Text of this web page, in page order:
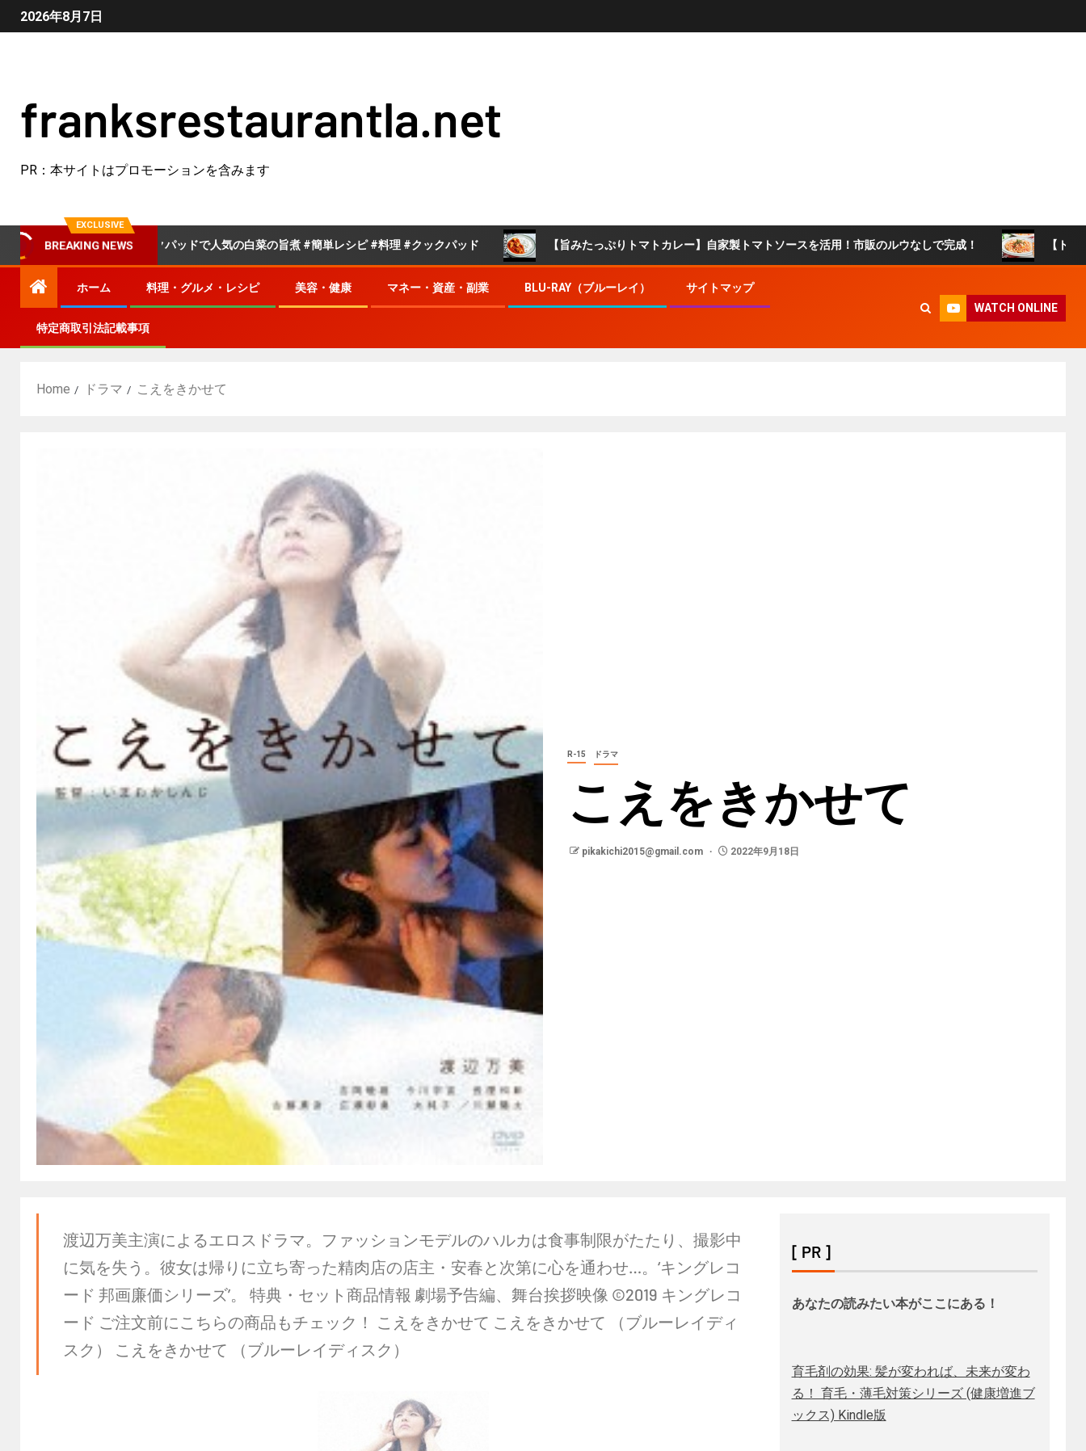
2026年8月7日
franksrestaurantla.net
PR：本サイトはプロモーションを含みます
EXCLUSIVE
BREAKING NEWS
クックパッドで人気の白菜の旨煮 #簡単レシピ #料理 #クックパッド 【旨みたっぷりトマトカレー】自家製トマトソースを活用！市販のルウなしで完成！ 【トマトソースリ
ホーム 料理・グルメ・レシピ 美容・健康 マネー・資産・副業 BLU-RAY（ブルーレイ） サイトマップ
特定商取引法記載事項
WATCH ONLINE
Home ドラマ こえをきかせて
R-15 ドラマ
こえをきかせて
pikakichi2015@gmail.com 2022年9月18日
渡辺万美主演によるエロスドラマ。ファッションモデルのハルカは食事制限がたたり、撮影中
に気を失う。彼女は帰りに立ち寄った精肉店の店主・安春と次第に心を通わせ…。‘キングレコ
ード 邦画廉価シリーズ’。 特典・セット商品情報 劇場予告編、舞台挨拶映像 ©2019 キングレコ
ード ご注文前にこちらの商品もチェック！ こえをきかせて こえをきかせて （ブルーレイディ
スク） こえをきかせて （ブルーレイディスク）
[ PR ]
あなたの読みたい本がここにある！
育毛剤の効果: 髪が変われば、未来が変わ
る！ 育毛・薄毛対策シリーズ (健康増進ブ
ックス) Kindle版